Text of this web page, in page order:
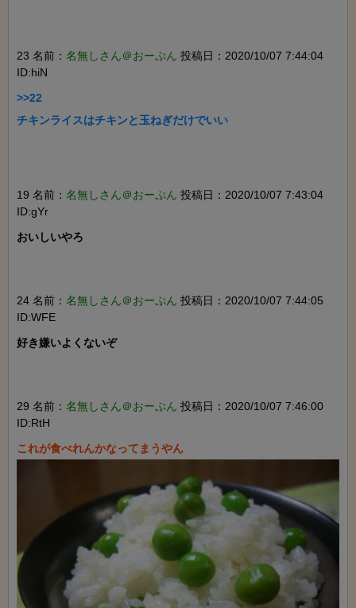
23 名前： 名無しさん＠おーぷん 投稿日：2020/10/07 7:44:04
ID:hiN
>>22
チキンライスはチキンと玉ねぎだけでいい
19 名前： 名無しさん＠おーぷん 投稿日：2020/10/07 7:43:04
ID:gYr
おいしいやろ
24 名前： 名無しさん＠おーぷん 投稿日：2020/10/07 7:44:05
ID:WFE
好き嫌いよくないぞ
29 名前： 名無しさん＠おーぷん 投稿日：2020/10/07 7:46:00
ID:RtH